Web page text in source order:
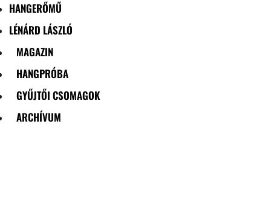
HANGERŐMŰ
LÉNÁRD LÁSZLÓ
MAGAZIN
HANGPRÓBA
GYŰJTŐI CSOMAGOK
ARCHÍVUM